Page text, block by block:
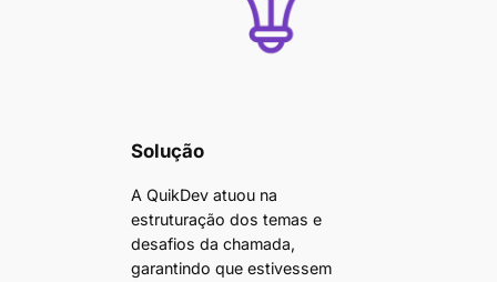
Solução
A QuikDev atuou na
estruturação dos temas e
desafios da chamada,
garantindo que estivessem